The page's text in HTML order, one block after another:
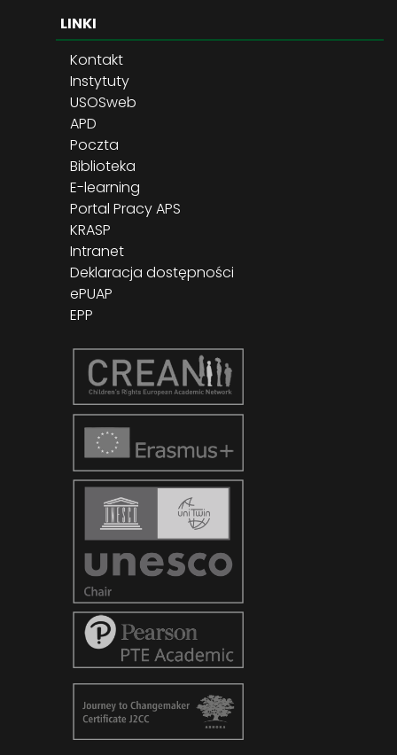
LINKI
Kontakt
Instytuty
USOSweb
APD
Poczta
Biblioteka
E-learning
Portal Pracy APS
KRASP
Intranet
Deklaracja dostępności
ePUAP
EPP